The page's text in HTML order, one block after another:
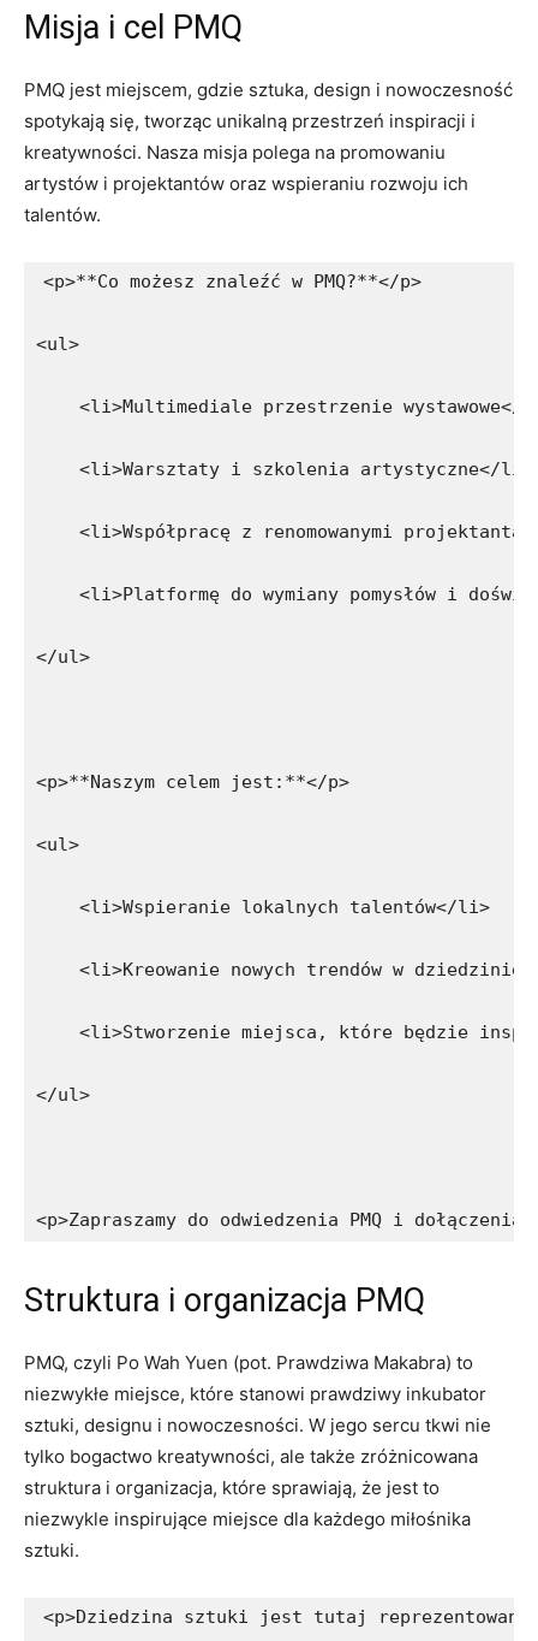
Misja i cel PMQ
PMQ jest⁢ miejscem, gdzie sztuka,​ design i nowoczesność
spotykają się, tworząc unikalną​ przestrzeń inspiracji i
kreatywności. Nasza misja polega ⁤na⁢ promowaniu
artystów ⁣i projektantów oraz wspieraniu rozwoju ich
talentów.
<p>**Co możesz znaleźć w PMQ?**</p>
<ul>
<li>Multimediale przestrzenie wystawowe</
    <li>Warsztaty i szkolenia artystyczne</li>
<li>Współpracę z renomowanymi
<li>Platformę do wymiany pomysłów i
</ul>
<p>**Naszym celem jest:**</p>
<ul>
    <li>Wspieranie lokalnych talentów</li>
<li>Kreowanie nowych trendów w dziedzinie
<li>Stworzenie miejsca, które będzie
</ul>
<p>Zapraszamy do odwiedzenia PMQ i
Struktura i organizacja PMQ
PMQ, czyli Po Wah‍ Yuen (pot. Prawdziwa Makabra)⁢ to
niezwykłe miejsce, które stanowi prawdziwy inkubator⁤
sztuki, designu i nowoczesności. ⁢W jego sercu‌ tkwi nie⁢
tylko bogactwo kreatywności, ⁢ale także zróżnicowana⁤
struktura i organizacja, które sprawiają, ⁤że jest to⁢
niezwykle inspirujące miejsce dla każdego ​miłośnika
sztuki.
<p>Dziedzina sztuki jest tutaj